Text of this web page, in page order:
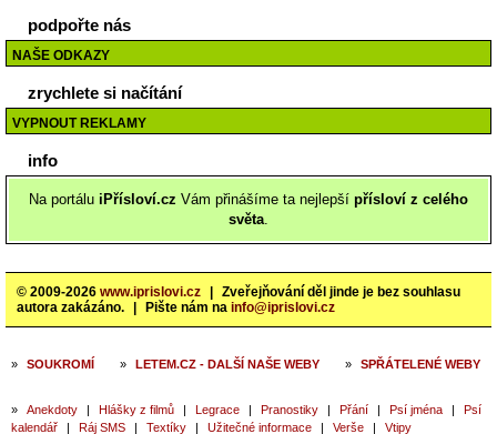
podpořte nás
NAŠE ODKAZY
zrychlete si načítání
VYPNOUT REKLAMY
info
Na portálu iPřísloví.cz Vám přinášíme ta nejlepší přísloví z celého
světa.
© 2009-2026 www.iprislovi.cz
Zveřejňování děl jinde je bez souhlasu
autora zakázáno.
Pište nám na info@iprislovi.cz
» SOUKROMÍ » LETEM.CZ - DALŠÍ NAŠE WEBY » SPŘÁTELENÉ WEBY
» Anekdoty | Hlášky z filmů | Legrace | Pranostiky | Přání | Psí jména |
Psí
kalendář
| Ráj SMS | Textíky | Užitečné informace | Verše | Vtipy